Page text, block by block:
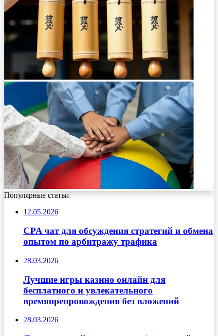
Популярные статьи
12.05.2026
CPA чат для обсуждения стратегий и обмена
опытом по арбитражу трафика
28.03.2026
Лучшие игры казино онлайн для
бесплатного и увлекательного
времяпрепровождения без вложений
28.03.2026